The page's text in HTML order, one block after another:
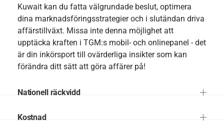
Kuwait kan du fatta välgrundade beslut, optimera
dina marknadsföringsstrategier och i slutändan driva
affärstillväxt. Missa inte denna möjlighet att
upptäcka kraften i TGM:s mobil- och onlinepanel - det
är din inkörsport till ovärderliga insikter som kan
förändra ditt sätt att göra affärer på!
Nationell räckvidd
Kostnad